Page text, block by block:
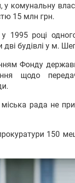
у комунальну
15 млн грн.
у 1995 році
будівлі у м.
Фонду
щодо
рада не
150